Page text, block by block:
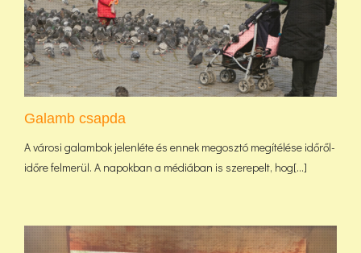
Galamb csapda
A városi galambok jelenléte és ennek megosztó megítélése időről-
időre felmerül. A napokban a médiában is szerepelt, hog[...]